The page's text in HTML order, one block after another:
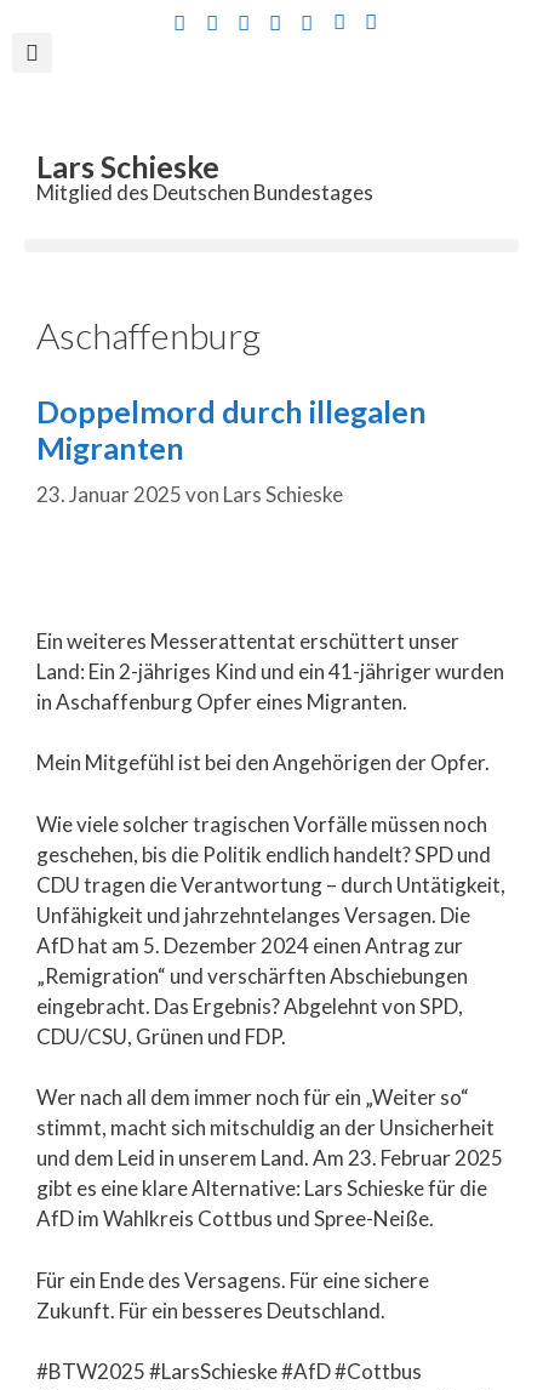
Lars Schieske
Mitglied des Deutschen Bundestages
Aschaffenburg
Doppelmord durch illegalen
Migranten
23. Januar 2025von Lars Schieske
Ein weiteres Messerattentat erschüttert unser
Land: Ein 2-jähriges Kind und ein 41-jähriger wurden
in Aschaffenburg Opfer eines Migranten.
Mein Mitgefühl ist bei den Angehörigen der Opfer.
Wie viele solcher tragischen Vorfälle müssen noch
geschehen, bis die Politik endlich handelt? SPD und
CDU tragen die Verantwortung – durch Untätigkeit,
Unfähigkeit und jahrzehntelanges Versagen. Die
AfD hat am 5. Dezember 2024 einen Antrag zur
„Remigration“ und verschärften Abschiebungen
eingebracht. Das Ergebnis? Abgelehnt von SPD,
CDU/CSU, Grünen und FDP.
Wer nach all dem immer noch für ein „Weiter so“
stimmt, macht sich mitschuldig an der Unsicherheit
und dem Leid in unserem Land. Am 23. Februar 2025
gibt es eine klare Alternative: Lars Schieske für die
AfD im Wahlkreis Cottbus und Spree-Neiße.
Für ein Ende des Versagens. Für eine sichere
Zukunft. Für ein besseres Deutschland.
#BTW2025 #LarsSchieske #AfD #Cottbus